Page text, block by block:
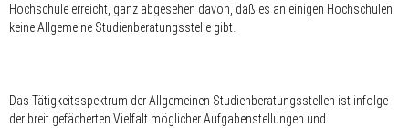
Hochschule erreicht, ganz abgesehen davon, daß es an einigen Hochschulen
keine Allgemeine Studienberatungsstelle gibt.
Das Tätigkeitsspektrum der Allgemeinen Studienberatungsstellen ist infolge
der breit gefächerten Vielfalt möglicher Aufgabenstellungen und